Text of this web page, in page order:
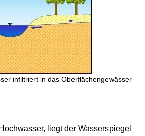
infiltriert in das Oberflächengewässer
liegt der Wasserspiegel